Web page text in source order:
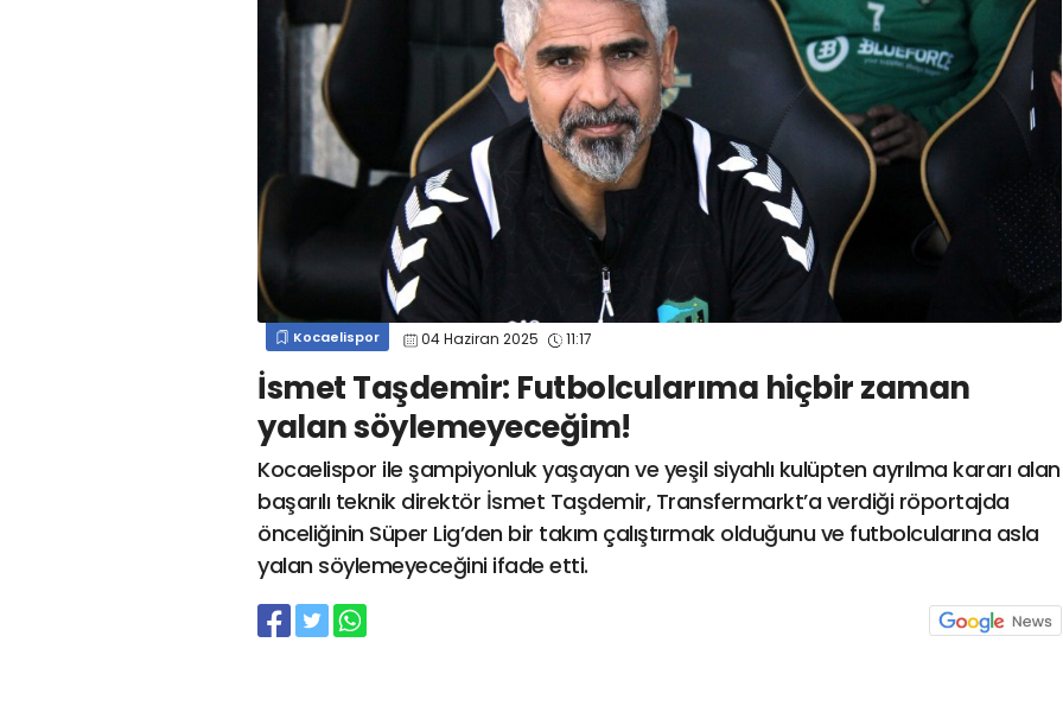
mert cengiz
fırat
gülspor41
mert
erdem övüç
gençlerbirliği
barış alıcı
#
metin diyadinspor41
erdem övüç
#
kocaelispor
beykan şimşek
spor41
kocaelispor
Kocaelispor 04 Haziran 2025 11:17
İsmet Taşdemir: Futbolcularıma hiçbir zaman
yalan söylemeyeceğim!
Kocaelispor ile şampiyonluk yaşayan ve yeşil siyahlı kulüpten ayrılma kararı alan
başarılı teknik direktör İsmet Taşdemir, Transfermarkt’a verdiği röportajda
önceliğinin Süper Lig’den bir takım çalıştırmak olduğunu ve futbolcularına asla
yalan söylemeyeceğini ifade etti.